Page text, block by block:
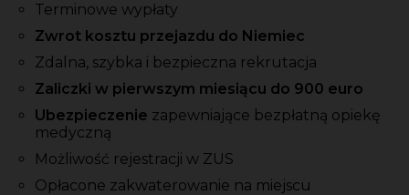
Terminowe wypłaty
Zwrot kosztu przejazdu do Niemiec
Zdalna, szybka i bezpieczna rekrutacja
Zaliczki w pierwszym miesiącu do 900 euro
Ubezpieczenie zapewniające bezpłatną opiekę
medyczną
Możliwość rejestracji w ZUS
Opłacone zakwaterowanie na miejscu